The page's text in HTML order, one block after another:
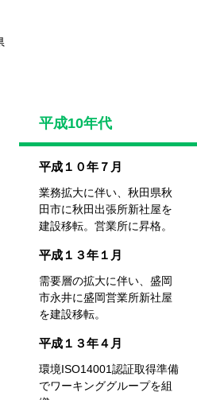
平成10年代
平成１０年７月
業務拡大に伴い、秋田県秋
田市に秋田出張所新社屋を
建設移転。営業所に昇格。
平成１３年１月
需要層の拡大に伴い、盛岡
市永井に盛岡営業所新社屋
を建設移転。
平成１３年４月
環境ISO14001認証取得準備
でワーキンググループを組